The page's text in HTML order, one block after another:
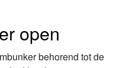
open
behorend tot de